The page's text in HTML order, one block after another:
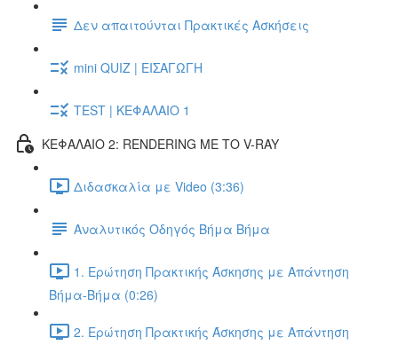
Δεν απαιτούνται Πρακτικές Ασκήσεις
mini QUIZ | ΕΙΣΑΓΩΓΗ
TEST | ΚΕΦΑΛΑΙΟ 1
ΚΕΦΑΛΑΙΟ 2: RENDERING ΜΕ ΤΟ V-RAY
Διδασκαλία με Video (3:36)
Αναλυτικός Οδηγός Βήμα Βήμα
1. Ερώτηση Πρακτικής Άσκησης με Απάντηση
Βήμα-Βήμα (0:26)
2. Ερώτηση Πρακτικής Άσκησης με Απάντηση